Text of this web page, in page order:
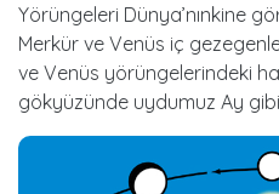
Yörüngeleri Dünya’nınkine
Merkür ve Venüs iç
ve Venüs yörüngelerindeki
gökyüzünde uydumuz Ay